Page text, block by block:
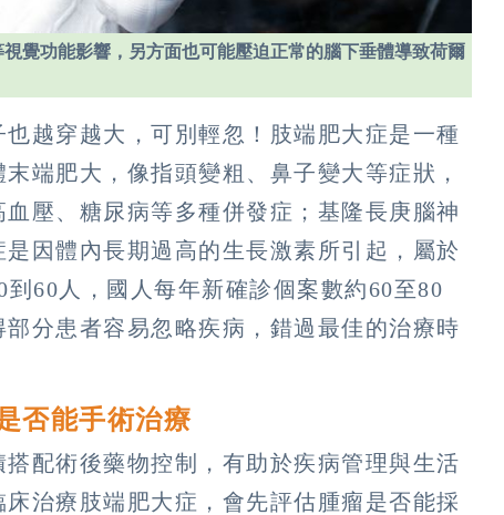
覺功能影響，另方面也可能壓迫正常的腦下垂體導致荷爾
越穿越大，可別輕忽！肢端肥大症是一種
端肥大，像指頭變粗、鼻子變大等症狀，
壓、糖尿病等多種併發症；基隆長庚腦神
因體內長期過高的生長激素所引起，屬於
60人，國人每年新確診個案數約60至80
分患者容易忽略疾病，錯過最佳的治療時
否能手術治療
搭配術後藥物控制，有助於疾病管理與生活
治療肢端肥大症，會先評估腫瘤是否能採